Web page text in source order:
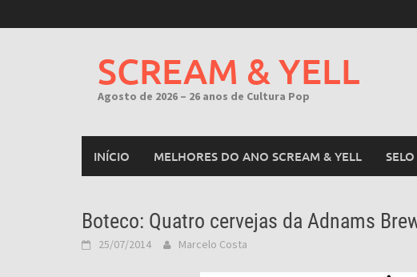
to
SCREAM & YELL
Agosto de 2026 – 26 anos de Cultura Pop
INÍCIO MELHORES DO ANO SCREAM & YELL
Boteco: Quatro cervejas da Adnams
25/07/2014 Marcelo Costa